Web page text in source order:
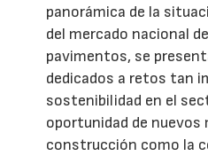
panorámica de la
del mercado nacional
pavimentos, se
dedicados a retos tan
sostenibilidad en el
oportunidad de nuevos
construcción como la